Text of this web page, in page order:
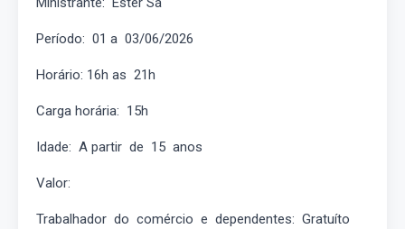
Período: 01 a 03/06/2026
Horário: 16h as 21h
Carga horária: 15h
Idade: A partir de 15 anos
Valor:
Trabalhador do comércio e dependentes: Gratuíto